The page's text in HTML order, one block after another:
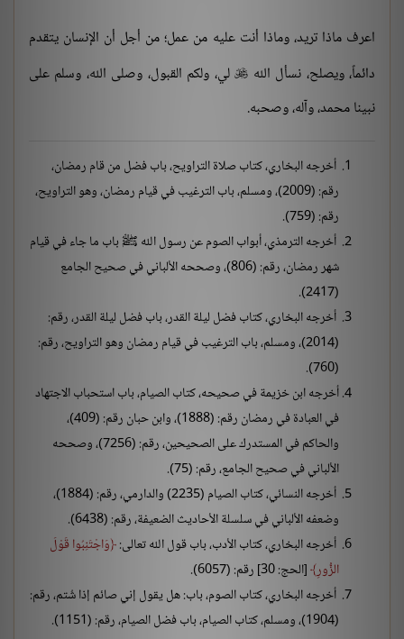
اعرف ماذا تريد، وماذا أنت عليه من عمل؛ من أجل أن الإنسان يتقدم
دائماً، ويصلح، نسأل الله لي، ولكم القبول، وصلى الله، وسلم على
نبينا محمد، وآله، وصحبه.
أخرجه البخاري، كتاب صلاة التراويح، باب فضل من قام رمضان،
رقم: (2009)، ومسلم، باب الترغيب في قيام رمضان، وهو التراويح،
رقم: (759).
أخرجه الترمذي، أبواب الصوم عن رسول الله ﷺ باب ما جاء في قيام
شهر رمضان، رقم: (806)، وصححه الألباني في صحيح الجامع
(2417).
أخرجه البخاري، كتاب فضل ليلة القدر، باب فضل ليلة القدر، رقم:
(2014)، ومسلم، باب الترغيب في قيام رمضان وهو التراويح، رقم:
(760).
أخرجه ابن خزيمة في صحيحه، كتاب الصيام، باب استحباب الاجتهاد
في العبادة في رمضان رقم: (1888)، وابن حبان رقم: (409)،
والحاكم في المستدرك على الصحيحين، رقم: (7256)، وصححه
الألباني في صحيح الجامع، رقم: (75).
أخرجه النسائي، كتاب الصيام (2235) والدارمي، رقم: (1884)،
وضعفه الألباني في سلسلة الأحاديث الضعيفة، رقم: (6438).
أخرجه البخاري، كتاب الأدب، باب قول الله تعالى: وَاجْتَنِبُوا قَوْلَ
الزُّورِ [الحج: 30] رقم: (6057).
أخرجه البخاري، كتاب الصوم، باب: هل يقول إني صائم إذا شُتم، رقم:
(1904)، ومسلم، كتاب الصيام، باب فضل الصيام، رقم: (1151).